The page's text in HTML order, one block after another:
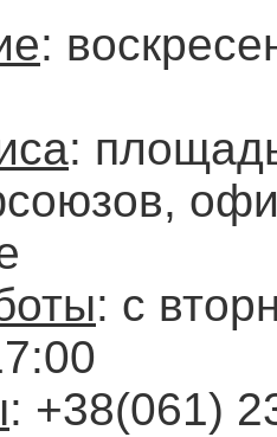
:
:
: с
: +38(061)